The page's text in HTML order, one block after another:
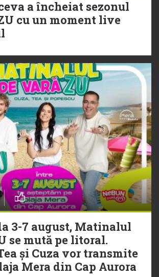
lui Morar: Theo Rose -
a încheiat sezonul
cu un moment live
3-7 august, Matinalul
se mută pe litoral.
și Cuza vor transmite
Mera din Cap Aurora